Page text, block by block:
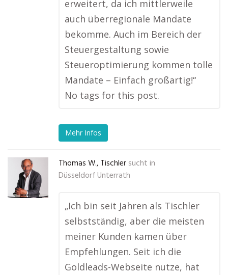
erweitert, da ich mittlerweile
auch überregionale Mandate
bekomme. Auch im Bereich der
Steuergestaltung sowie
Steueroptimierung kommen tolle
Mandate – Einfach großartig!“
No tags for this post.
Mehr Infos
Thomas W., Tischler sucht in
Düsseldorf Unterrath
„Ich bin seit Jahren als Tischler
selbstständig, aber die meisten
meiner Kunden kamen über
Empfehlungen. Seit ich die
Goldleads-Webseite nutze, hat